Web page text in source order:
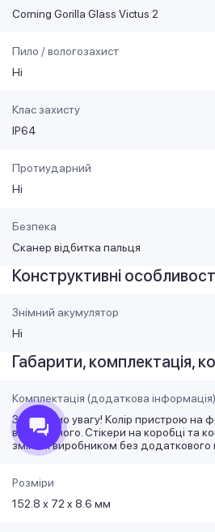
Corning Gorilla Glass Victus 2
Пило / вологозахист
Ні
Клас захисту
IP64
Протиударний
Ні
Безпека
Сканер відбитка пальця
Конструктивні
Знімний акумулятор
Ні
Габарити, комплектація,
Комплектація (додаткова інформація)
Звертаємо увагу! Колір пристрою на
від обраного. Стікери на коробці та
змінені виробником без
Розміри
152.8 x 72 x 8.6 мм